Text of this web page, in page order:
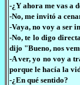
-¿Y ahora me vas a
-No, me invitó a
-Vaya, no voy a ser
-No, te lo digo
dijo "Bueno, nos
-A ver, yo no voy a
porque le hacía la
-¿En qué sentido?